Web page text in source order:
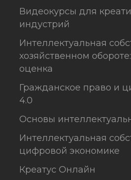
Видеокурсы для
индустрий
Интеллектуальная
хозяйственном
оценка
Гражданское право и
4.0
Основы
Интеллектуальная
цифровой экономике
Креатус Онлайн